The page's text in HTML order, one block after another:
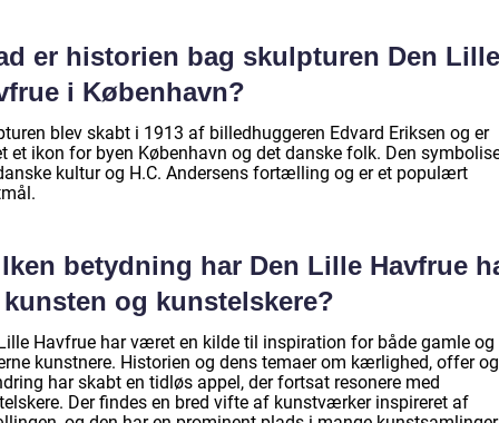
er historien bag skulpturen Den Lille
i København?
blev skabt i 1913 af billedhuggeren Edvard Eriksen og er
et ikon for byen København og det danske folk. Den
kultur og H.C. Andersens fortælling og er et populært
betydning har Den Lille Havfrue
og kunstelskere?
Havfrue har været en kilde til inspiration for både gamle og
kunstnere. Historien og dens temaer om kærlighed, offer og
har skabt en tidløs appel, der fortsat resonere med
Der findes en bred vifte af kunstværker inspireret af